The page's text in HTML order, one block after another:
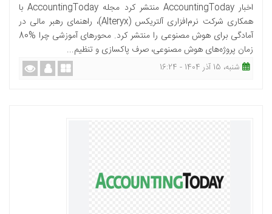
اخبار AccountingToday منتشر کرد مجله AccountingToday با
همکاری شرکت نرم‌افزاری آلتریکس (Alteryx)، راهنمای رهبر مالی در
آمادگی برای هوش مصنوعی را منتشر کرد. محورهای آموزشی چرا %80
زمان پروژه‌های هوش مصنوعی، صرف پاکسازی و تنظیم...
شنبه، 15 آذر 1404 - 16:24